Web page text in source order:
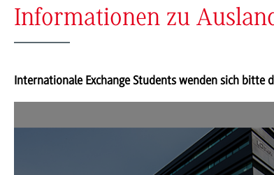
Informationen zu
Internationale Exchange Students wenden sich